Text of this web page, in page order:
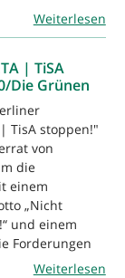
Weiterlesen
| TiSA
Die Grünen
TisA stoppen!"
von
die
einem
„Nicht
und einem
Forderungen
Weiterlesen